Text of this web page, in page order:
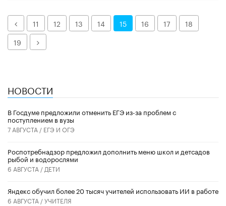
Назад
11 12 13 14 15 16 17
18
19
Далее
НОВОСТИ
В Госдуме предложили отменить ЕГЭ из-за проблем с
поступлением в вузы
7 АВГУСТА / ЕГЭ И ОГЭ
Роспотребнадзор предложил дополнить меню школ и детсадов
рыбой и водорослями
6 АВГУСТА / ДЕТИ
​Яндекс обучил более 20 тысяч учителей использовать ИИ в работе
6 АВГУСТА /УЧИТЕЛЯ